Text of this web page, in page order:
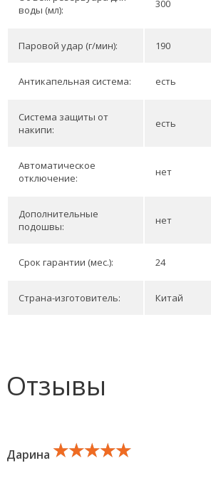
воды (мл):
300
Паровой удар (г/мин): 190
Антикапельная система: есть
Система защиты от
накипи:
есть
Автоматическое
отключение:
нет
Дополнительные
подошвы:
нет
Срок гарантии (мес.): 24
Страна-изготовитель: Китай
Отзывы
Дарина ★★★★★
★★★★★
★★★★★